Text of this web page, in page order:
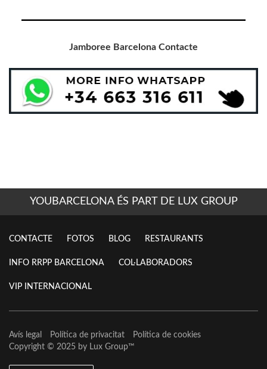
Jamboree Barcelona Contacte
YOUBARCELONA ÉS PART DE LUX GROUP
CONTACTE FOTOS BLOG RESTAURANTS
INFO RRPP BARCELONA COL·LABORADORS
VIP INTERNACIONAL
Avís legal Política de privacitat
Política de cookies
Copyright © 2025 by Lux Group™